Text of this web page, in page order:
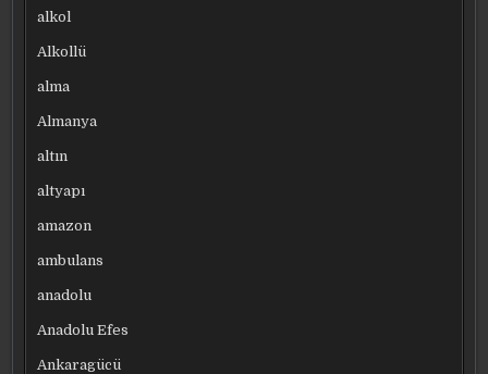
alkol
Alkollü
alma
Almanya
altın
altyapı
amazon
ambulans
anadolu
Anadolu Efes
Ankaragücü